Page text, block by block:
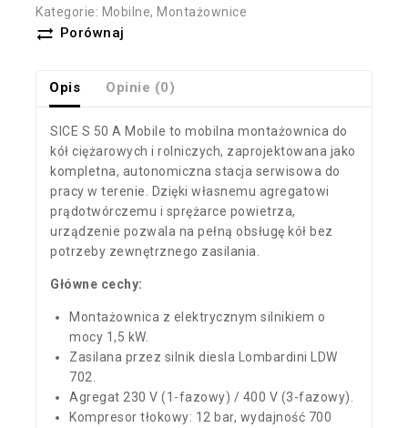
Kategorie: Mobilne, Montażownice
Porównaj
Opis Opinie (0)
SICE S 50 A Mobile to mobilna montażownica do
kół ciężarowych i rolniczych, zaprojektowana jako
kompletna, autonomiczna stacja serwisowa do
pracy w terenie. Dzięki własnemu agregatowi
prądotwórczemu i sprężarce powietrza,
urządzenie pozwala na pełną obsługę kół bez
potrzeby zewnętrznego zasilania.
Główne cechy:
Montażownica z elektrycznym silnikiem o
mocy 1,5 kW.
Zasilana przez silnik diesla Lombardini LDW
702.
Agregat 230 V (1-fazowy) / 400 V (3-fazowy).
Kompresor tłokowy: 12 bar, wydajność 700